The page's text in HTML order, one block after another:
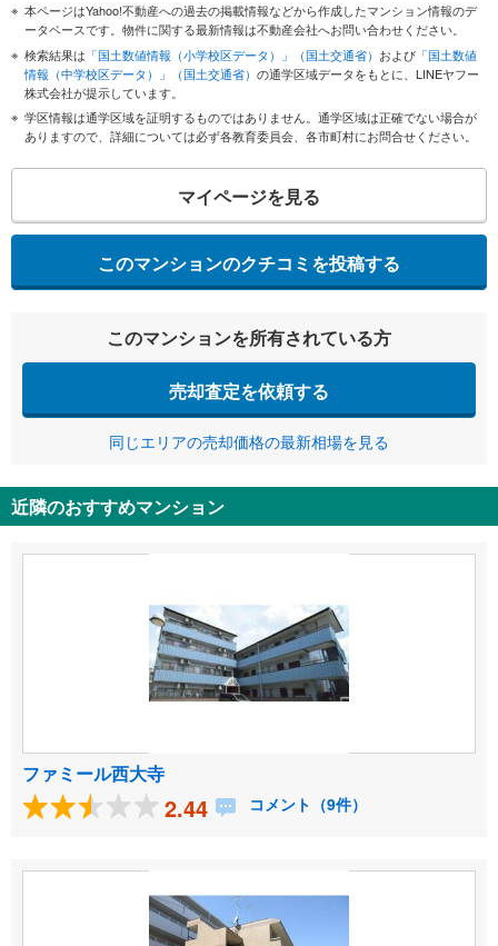
本ページはYahoo!不動産への過去の掲載情報などから作成したマンション情報のデ
ータベースです。物件に関する最新情報は不動産会社へお問い合わせください。
検索結果は 「国土数値情報（小学校区データ）」（国土交通省） および 「国土数値
情報（中学校区データ）」（国土交通省） の通学区域データをもとに、LINEヤフー
株式会社が提示しています。
学区情報は通学区域を証明するものではありません。通学区域は正確でない場合が
ありますので、詳細については必ず各教育委員会、各市町村にお問合せください。
マイページを見る
このマンションのクチコミを投稿する
このマンションを所有されている方
売却査定を依頼する
同じエリアの売却価格の最新相場を見る
近隣のおすすめマンション
ファミール西大寺
2.44 コメント（9件）